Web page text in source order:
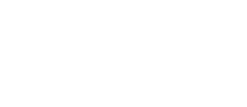
ЗАВ
НАПИТКОВ